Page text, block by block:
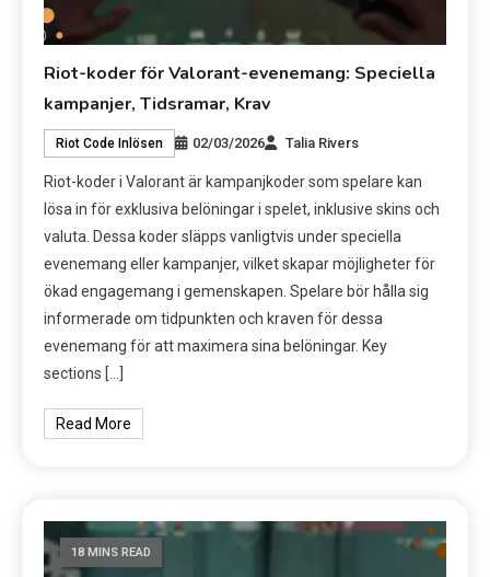
Riot-koder för Valorant-evenemang: Speciella
kampanjer, Tidsramar, Krav
Riot Code Inlösen 02/03/2026 Talia Rivers
Riot-koder i Valorant är kampanjkoder som spelare kan
lösa in för exklusiva belöningar i spelet, inklusive skins och
valuta. Dessa koder släpps vanligtvis under speciella
evenemang eller kampanjer, vilket skapar möjligheter för
ökad engagemang i gemenskapen. Spelare bör hålla sig
informerade om tidpunkten och kraven för dessa
evenemang för att maximera sina belöningar. Key
sections […]
Read More
18 MINS READ